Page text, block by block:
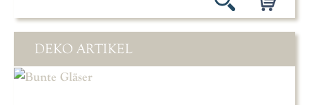
DEKO ARTIKEL